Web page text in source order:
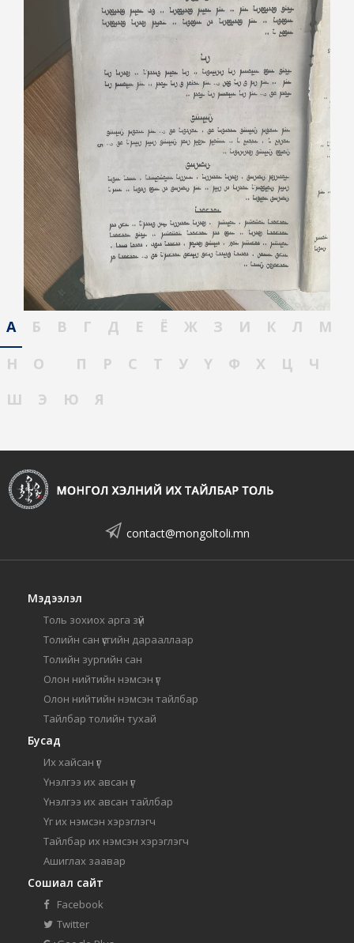
А Б В Г Д Е Ё Ж З И К Л
М
Н
О П Р С Т У Ү Ф Х Ц
Ч
Ш
Э Ю Я
contact@mongoltoli.mn
Мэдээлэл
Толь зохиох арга зүй
Толийн сан үсгийн дарааллаар
Толийн зургийн сан
Олон нийтийн нэмсэн үг
Олон нийтийн нэмсэн тайлбар
Тайлбар толийн тухай
Бусад
Их хайсан үг
Үнэлгээ их авсан үг
Үнэлгээ их авсан тайлбар
Үг их нэмсэн хэрэглэгч
Тайлбар их нэмсэн хэрэглэгч
Ашиглах заавар
Сошиал сайт
Facebook
Twitter